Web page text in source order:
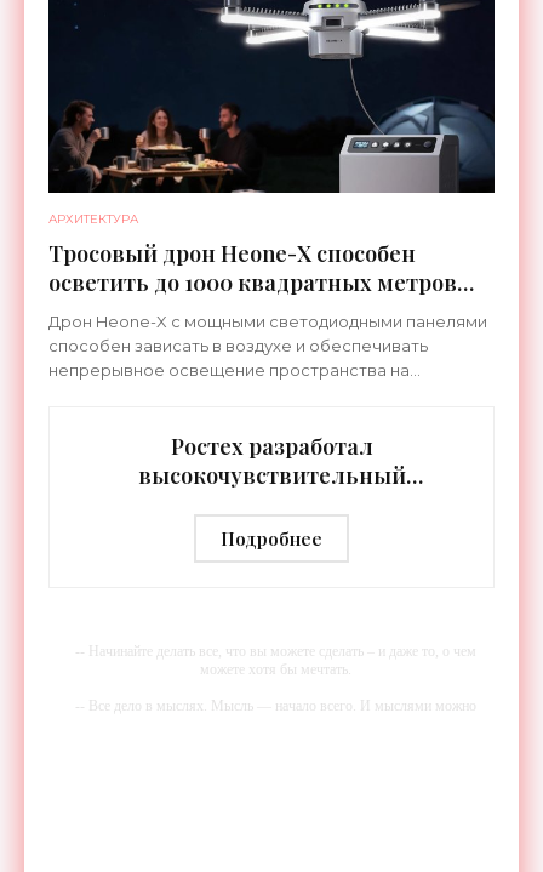
АРХИТЕКТУРА
Тросовый дрон Heone-X способен
осветить до 1000 квадратных метров
земли - «Беспилотники»
Дрон Heone-X с мощными светодиодными панелями
способен зависать в воздухе и обеспечивать
непрерывное освещение пространства на
Ростех разработал
высокочувствительный
дальностью распознавания до 2 км
- «Гаджеты»
Подробнее
-- Начинайте делать все, что вы можете сделать – и даже то, о чем
можете хотя бы мечтать.
-- Все дело в мыслях. Мысль — начало всего. И мыслями можно